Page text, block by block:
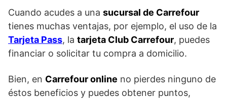
Cuando acudes a una sucursal de Carrefour
tienes muchas ventajas, por ejemplo, el uso de la
Tarjeta Pass, la tarjeta Club Carrefour, puedes
financiar o solicitar tu compra a domicilio.
Bien, en Carrefour online no pierdes ninguno de
éstos beneficios y puedes obtener puntos,